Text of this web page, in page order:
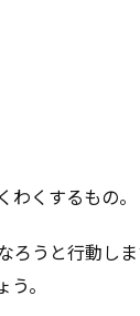
くするもの。
ろうと行動し
。